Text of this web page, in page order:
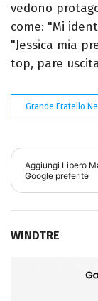
vedono
come: "Mi
"Jessica mia
top, pare
Grande Fratello
Aggiungi Libero
Google preferite
WINDTRE